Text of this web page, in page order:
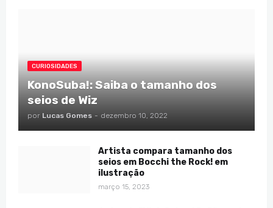
CURIOSIDADES
KonoSuba!: Saiba o tamanho dos
seios de Wiz
por Lucas Gomes - dezembro 10, 2022
Artista compara tamanho dos
seios em Bocchi the Rock! em
ilustração
março 15, 2023